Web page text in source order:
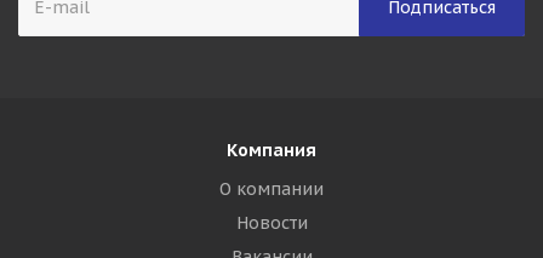
Компания
О компании
Новости